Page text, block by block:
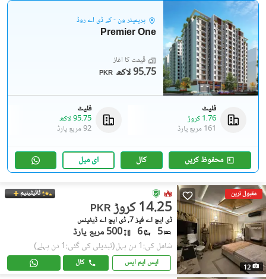
پریمیئر ون - کے ڈی اے روڈ
Premier One
قیمت کا آغاز
PKR 95.75 لاکھ
فلیٹ
1.76 کروڑ
161 مربع یارڈ
فلیٹ
95.75 لاکھ
92 مربع یارڈ
محفوظ کریں کال ای میل
مقبول ترین
12
ٹائیٹینیم
PKR 14.25 کروڑ
ڈی ایچ اے فیز 7, ڈی ایچ اے ڈیفینس
5
6 500 مربع یارڈ
شامل کی:1 دن پہل (تبدیلی کی گئی:1 دن پہلے)
ایس ایم ایس کال